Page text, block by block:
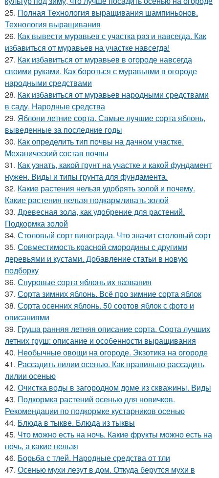
25. Полная Технология выращивания шампиньонов.
Технология выращивания
26. Как вывести муравьев с участка раз и навсегда. Как
избавиться от муравьев на участке навсегда!
27. Как избавиться от муравьев в огороде навсегда
своими руками. Как бороться с муравьями в огороде
народными средствами
28. Как избавиться от муравьев народными средствами
в саду. Народные средства
29. Яблони летние сорта. Самые лучшие сорта яблонь,
выведенные за последние годы
30. Как определить тип почвы на дачном участке.
Механический состав почвы
31. Как узнать, какой грунт на участке и какой фундамент
нужен. Виды и типы грунта для фундамента.
32. Какие растения нельзя удобрять золой и почему.
Какие растения нельзя подкармливать золой
33. Древесная зола, как удобрение для растений.
Подкормка золой
34. Столовый сорт винограда. Что значит столовый сорт
35. Совместимость красной смородины с другими
деревьями и кустами. Добавление статьи в новую
подборку
36. Спуровые сорта яблонь их названия
37. Сорта зимних яблонь. Всё про зимние сорта яблок
38. Сорта осенних яблонь. 50 сортов яблок с фото и
описаниями
39. Груша ранняя летняя описание сорта. Сорта лучших
летних груш: описание и особенности выращивания
40. Необычные овощи на огороде. Экзотика на огороде
41. Рассадить лилии осенью. Как правильно рассадить
лилии осенью
42. Очистка воды в загородном доме из скважины. Виды
43. Подкормка растений осенью для новичков.
Рекомендации по подкормке кустарников осенью
44. Блюда в тыкве. Блюда из тыквы
45. Что можно есть на ночь. Какие фрукты можно есть на
ночь, а какие нельзя
46. Борьба с тлей. Народные средства от тли
47. Осенью мухи лезут в дом. Откуда берутся мухи в